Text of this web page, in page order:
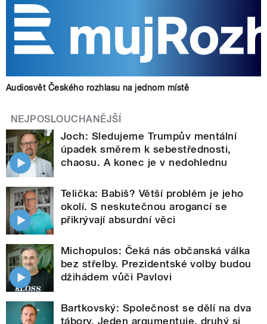
Audiosvět Českého rozhlasu na jednom místě
NEJPOSLOUCHANĚJŠÍ
Joch: Sledujeme Trumpův mentální
úpadek směrem k sebestřednosti,
chaosu. A konec je v nedohlednu
Telička: Babiš? Větší problém je jeho
okolí. S neskutečnou arogancí se
přikrývají absurdní věci
Michopulos: Čeká nás občanská válka
bez střelby. Prezidentské volby budou
džihádem vůči Pavlovi
Bartkovský: Společnost se dělí na dva
tábory. Jeden argumentuje, druhý si